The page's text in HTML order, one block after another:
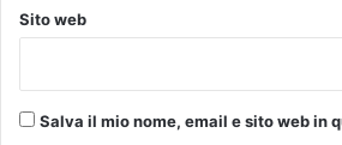
n
i
o
c
Sito web
Salva il mio nome, email e sito web in